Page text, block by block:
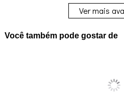
Ver mais
Você também pode gostar de